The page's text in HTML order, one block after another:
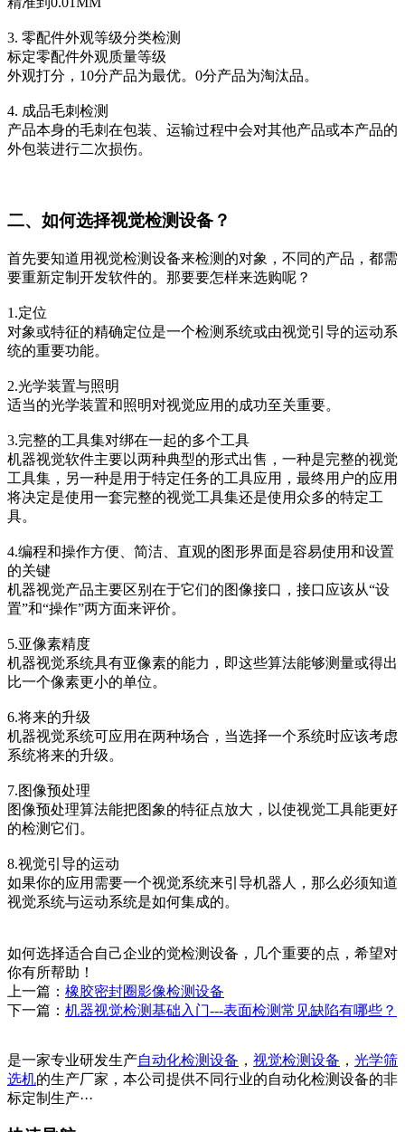
3. 零配件外观等级分类检测
标定零配件外观质量等级
外观打分，10分产品为最优。0分产品为淘汰品。
4. 成品毛刺检测
产品本身的毛刺在包装、运输过程中会对其他产品或本产品的
外包装进行二次损伤。
二、如何选择视觉检测设备？
首先要知道用视觉检测设备来检测的对象，不同的产品，都需
要重新定制开发软件的。那要要怎样来选购呢？
1.定位
对象或特征的精确定位是一个检测系统或由视觉引导的运动系
统的重要功能。
2.光学装置与照明
适当的光学装置和照明对视觉应用的成功至关重要。
3.完整的工具集对绑在一起的多个工具
机器视觉软件主要以两种典型的形式出售，一种是完整的视觉
工具集，另一种是用于特定任务的工具应用，最终用户的应用
将决定是使用一套完整的视觉工具集还是使用众多的特定工
具。
4.编程和操作方便、简洁、直观的图形界面是容易使用和设置
的关键
机器视觉产品主要区别在于它们的图像接口，接口应该从“设
置”和“操作”两方面来评价。
5.亚像素精度
机器视觉系统具有亚像素的能力，即这些算法能够测量或得出
比一个像素更小的单位。
6.将来的升级
机器视觉系统可应用在两种场合，当选择一个系统时应该考虑
系统将来的升级。
7.图像预处理
图像预处理算法能把图象的特征点放大，以使视觉工具能更好
的检测它们。
8.视觉引导的运动
如果你的应用需要一个视觉系统来引导机器人，那么必须知道
视觉系统与运动系统是如何集成的。
如何选择适合自己企业的觉检测设备，几个重要的点，希望对
你有所帮助！
上一篇： 橡胶密封圈影像检测设备
下一篇： 机器视觉检测基础入门---表面检测常见缺陷有哪些？
是一家专业研发生产自动化检测设备 ， 视觉检测设备 ， 光学筛
选机的生产厂家，本公司提供不同行业的自动化检测设备的非
标定制生产···